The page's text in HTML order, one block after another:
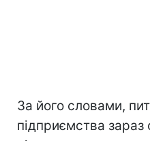
За його словами,
підприємства